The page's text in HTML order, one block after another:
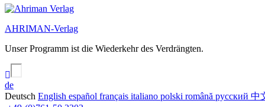
AHRIMAN-Verlag
Unser Programm ist die Wiederkehr des Verdrängten.
de
Deutsch English español français italiano polski română русский 中